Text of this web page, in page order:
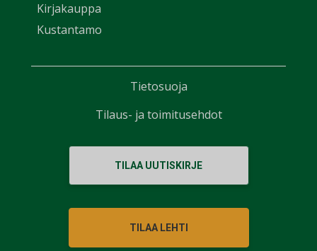
Kirjakauppa
Kustantamo
TILAA UUTISKIRJE
TILAA LEHTI
Tietosuoja
Tilaus- ja toimitusehdot